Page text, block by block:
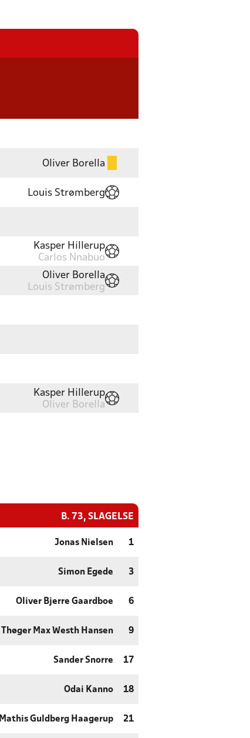
Oliver Borella
Louis Strømberg
Kasper Hillerup
Carlos Nnabuo
Oliver Borella
Louis Strømberg
Kasper Hillerup
Oliver Borella
B. 73, SLAGELSE
Jonas Nielsen 1
Simon Egede 3
Oliver Bjerre Gaardboe 6
Thøger Max Westh Hansen 9
Sander Snorre 17
Odai Kanno 18
Mathis Guldberg Haagerup 21